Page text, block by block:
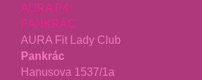
AURA P4
PANKRÁC
AURA Fit Lady Club
Pankrác
Hanusova 1537/1a